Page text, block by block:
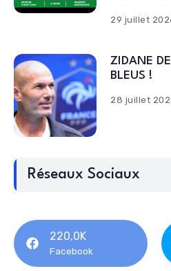
29 juillet
ZIDANE
BLEUS !
28 juillet
Réseaux Sociaux
220,0K
Facebook